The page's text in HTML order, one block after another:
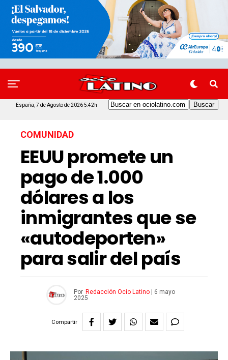
España, 7 de Agosto de 2026 5:42h
COMUNIDAD
EEUU promete un
pago de 1.000
dólares a los
inmigrantes que se
«autodeporten»
para salir del país
Por Redacción Ocio Latino
6 mayo
2025
Compartir